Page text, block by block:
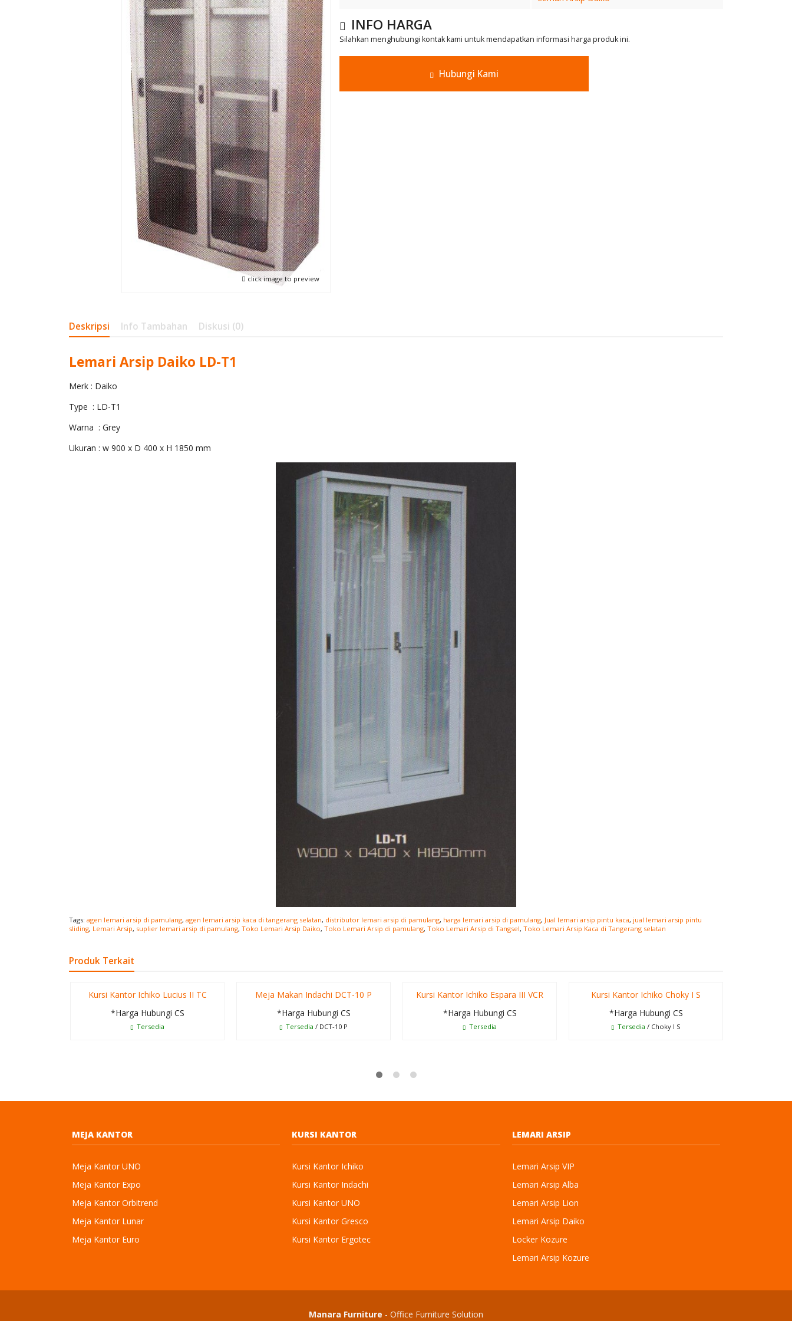
click image to preview
INFO HARGA
Silahkan menghubungi kontak kami untuk mendapatkan informasi harga produk ini.
Hubungi Kami
Deskripsi Info Tambahan Diskusi (0)
Lemari Arsip Daiko LD-T1
Merk : Daiko
Type : LD-T1
Warna : Grey
Ukuran : w 900 x D 400 x H 1850 mm
Tags: agen lemari arsip di pamulang, agen lemari arsip kaca di tangerang selatan, distributor lemari arsip di pamulang, harga lemari arsip di pamulang, Jual lemari arsip pintu kaca, jual lemari arsip pintu
sliding, Lemari Arsip, suplier lemari arsip di pamulang, Toko Lemari Arsip Daiko, Toko Lemari Arsip di pamulang, Toko Lemari Arsip di Tangsel, Toko Lemari Arsip Kaca di Tangerang selatan
Produk Terkait
Kursi Kantor Ichiko Lucius II TC
*Harga Hubungi CS
Tersedia
Meja Makan Indachi DCT-10 P
*Harga Hubungi CS
Tersedia / DCT-10 P
Kursi Kantor Ichiko Espara III VCR
*Harga Hubungi CS
Tersedia
Kursi Kantor Ichiko Choky I S
*Harga Hubungi CS
Tersedia / Choky I S
MEJA KANTOR
Meja Kantor UNO
Meja Kantor Expo
Meja Kantor Orbitrend
Meja Kantor Lunar
Meja Kantor Euro
KURSI KANTOR
Kursi Kantor Ichiko
Kursi Kantor Indachi
Kursi Kantor UNO
Kursi Kantor Gresco
Kursi Kantor Ergotec
LEMARI ARSIP
Lemari Arsip VIP
Lemari Arsip Alba
Lemari Arsip Lion
Lemari Arsip Daiko
Locker Kozure
Lemari Arsip Kozure
Manara Furniture - Office Furniture Solution